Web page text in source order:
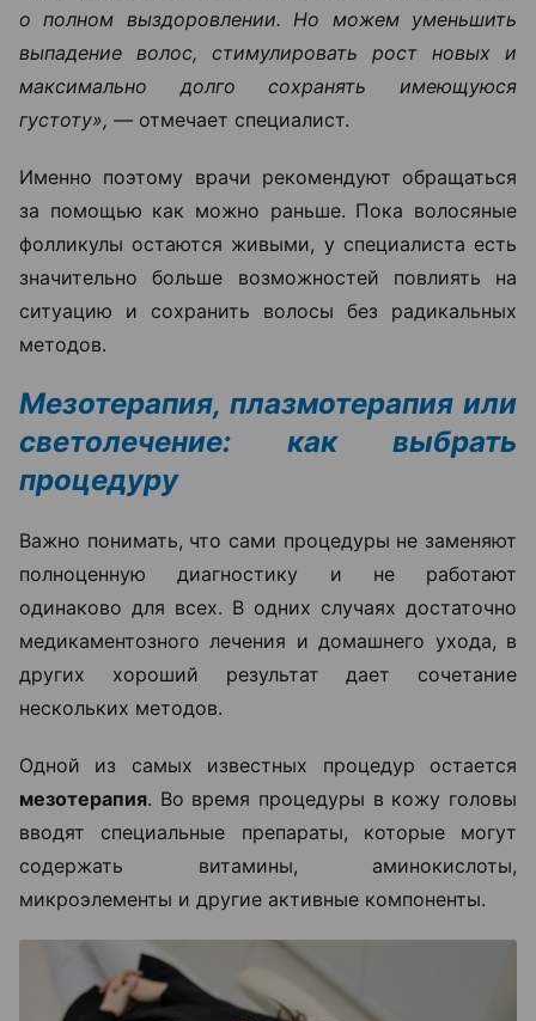
о полном выздоровлении. Но можем уменьшить
выпадение волос, стимулировать рост новых и
максимально долго сохранять имеющуюся
густоту», — отмечает специалист.
Именно поэтому врачи рекомендуют обращаться
за помощью как можно раньше. Пока волосяные
фолликулы остаются живыми, у специалиста есть
значительно больше возможностей повлиять на
ситуацию и сохранить волосы без радикальных
методов.
Мезотерапия, плазмотерапия или
светолечение: как выбрать
процедуру
Важно понимать, что сами процедуры не заменяют
полноценную диагностику и не работают
одинаково для всех. В одних случаях достаточно
медикаментозного лечения и домашнего ухода, в
других хороший результат дает сочетание
нескольких методов.
Одной из самых известных процедур остается
мезотерапия. Во время процедуры в кожу головы
вводят специальные препараты, которые могут
содержать витамины, аминокислоты,
микроэлементы и другие активные компоненты.